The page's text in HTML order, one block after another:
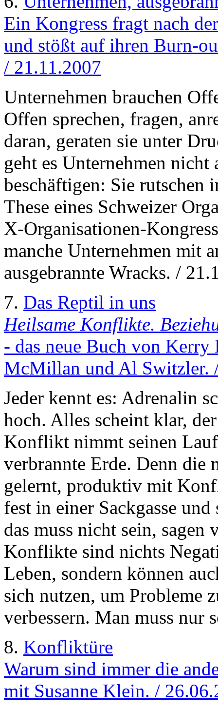
Ein Kongress fragt nach
und stößt auf ihren Burn-
/ 21.11.2007
Unternehmen brauchen
Offen sprechen, fragen,
daran, geraten sie unter
geht es Unternehmen nicht
beschäftigen: Sie rutschen
These eines Schweizer
X-Organisationen-
manche Unternehmen mit
ausgebrannte Wracks. /
7. Das Reptil in uns
Heilsame Konflikte.
- das neue Buch von Kerry
McMillan und Al Switzler.
Jeder kennt es: Adrenalin
hoch. Alles scheint klar,
Konflikt nimmt seinen
verbrannte Erde. Denn die
gelernt, produktiv mit
fest in einer Sackgasse
das muss nicht sein,
Konflikte sind nichts
Leben, sondern können
sich nutzen, um Probleme
verbessern. Man muss nur
8. Konfliktüre
Warum sind immer die
mit Susanne Klein. /